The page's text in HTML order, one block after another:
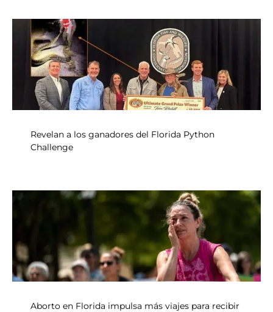
Revelan a los ganadores del Florida Python
Challenge
Aborto en Florida impulsa más viajes para recibir